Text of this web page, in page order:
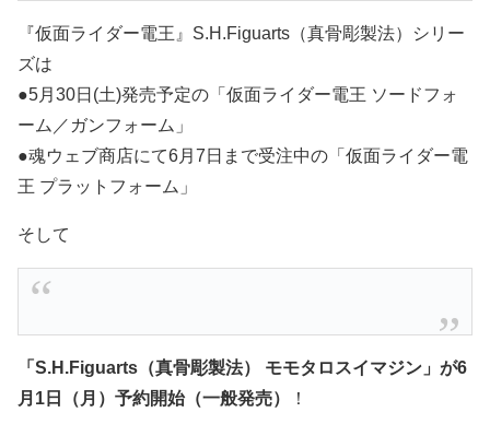
『仮面ライダー電王』S.H.Figuarts（真骨彫製法）シリー
ズは
●5月30日(土)発売予定の「仮面ライダー電王 ソードフォ
ーム／ガンフォーム」
●魂ウェブ商店にて6月7日まで受注中の「仮面ライダー電
王 プラットフォーム」
そして
「S.H.Figuarts（真骨彫製法） モモタロスイマジン」が6
月1日（月）予約開始（一般発売）
！